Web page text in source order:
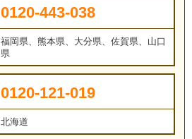
0120-443-038
福岡県、熊本県、大分県、佐賀県、山口
県
0120-121-019
北海道